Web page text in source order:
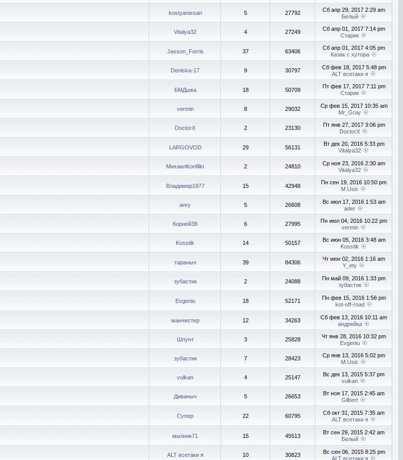
kostyanissan 5 27792
Сб апр 29, 2017 2:29 am
Белый
Vitalya32 4 27249
Сб апр 01, 2017 7:14 pm
Старик
Jasson_Forris 37 63406
Сб апр 01, 2017 4:05 pm
Казак с хутора
Deniska-17 9 30797
Сб фев 18, 2017 5:48 pm
ALT всетаки я
БМДшка 18 50709
Пт фев 17, 2017 7:11 pm
Старик
vermin 8 29032
Ср фев 15, 2017 10:35 am
Mr_Gray
DoctorX 2 23130
Пт янв 27, 2017 3:06 pm
DoctorX
LARGOVOD 29 56131
Вт дек 20, 2016 5:33 pm
Vitalya32
МихаилKonflikt 2 24810
Ср ноя 23, 2016 2:30 am
Vitalya32
Владимир1977 15 42948
Пн сен 19, 2016 10:50 pm
M.Usic
anry 5 26608
Вс июл 17, 2016 1:53 am
ader
Корней38 6 27995
Пн июл 04, 2016 10:22 pm
vermin
Kosstik 14 50157
Вс июн 05, 2016 3:48 am
Kosstik
тараныч 39 84306
Чт июн 02, 2016 1:16 am
Y_ety
зубастик 2 24088
Пн май 09, 2016 1:33 pm
зубастик
Evgeniu 18 52171
Пн фев 15, 2016 1:56 pm
kot-off-road
манчестер 12 34263
Сб фев 13, 2016 10:11 am
андрейка
Шпунт 3 25828
Чт янв 28, 2016 10:32 pm
Evgeniu
зубастик 7 28423
Ср янв 13, 2016 5:02 pm
M.Usic
vulkan 4 25147
Вс дек 13, 2015 5:37 pm
vulkan
Диваныч 5 26653
Вт ноя 17, 2015 2:45 am
Gilbert
Супер 22 60795
Сб окт 31, 2015 7:35 am
ALT всетаки я
мызник71 15 45513
Вт сен 29, 2015 2:42 am
Белый
ALT всетаки я 10 30823
Вс сен 06, 2015 8:25 pm
ALT всетаки я